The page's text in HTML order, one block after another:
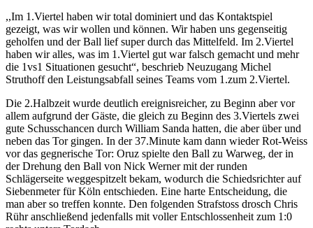
,,Im 1.Viertel haben wir total dominiert und das Kontaktspiel
gezeigt, was wir wollen und können. Wir haben uns gegenseitig
geholfen und der Ball lief super durch das Mittelfeld. Im 2.Viertel
haben wir alles, was im 1.Viertel gut war falsch gemacht und mehr
die 1vs1 Situationen gesucht“, beschrieb Neuzugang Michel
Struthoff den Leistungsabfall seines Teams vom 1.zum 2.Viertel.
Die 2.Halbzeit wurde deutlich ereignisreicher, zu Beginn aber vor
allem aufgrund der Gäste, die gleich zu Beginn des 3.Viertels zwei
gute Schusschancen durch William Sanda hatten, die aber über und
neben das Tor gingen. In der 37.Minute kam dann wieder Rot-Weiss
vor das gegnerische Tor: Oruz spielte den Ball zu Warweg, der in
der Drehung den Ball von Nick Werner mit der runden
Schlägerseite weggespitzelt bekam, wodurch die Schiedsrichter auf
Siebenmeter für Köln entschieden. Eine harte Entscheidung, die
man aber so treffen konnte. Den folgenden Strafstoss drosch Chris
Rühr anschließend jedenfalls mit voller Entschlossenheit zum 1:0